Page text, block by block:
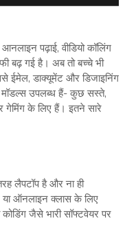
पढ़ाई, वीडियो कॉलिंग
बढ़ गई है। अब तो बच्चे भी
ईमेल, डाक्यूमेंट और डिजाइनिंग
उपलब्ध हैं- कुछ सस्ते,
के लिए हैं। इतने सारे
लैपटॉप है और ना ही
या ऑनलाइन क्लास के लिए
कोडिंग जैसे भारी सॉफ्टवेयर पर